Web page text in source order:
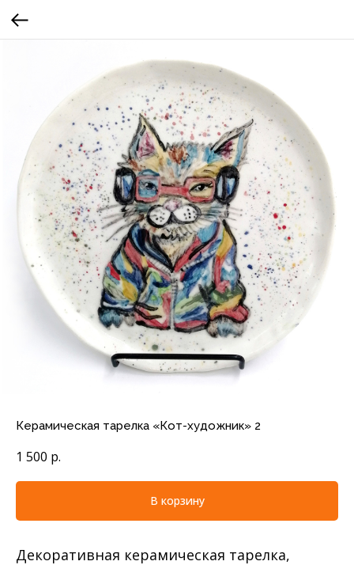
Керамическая тарелка «Кот-художник» 2
1 500 р.
В корзину
Декоративная керамическая тарелка,